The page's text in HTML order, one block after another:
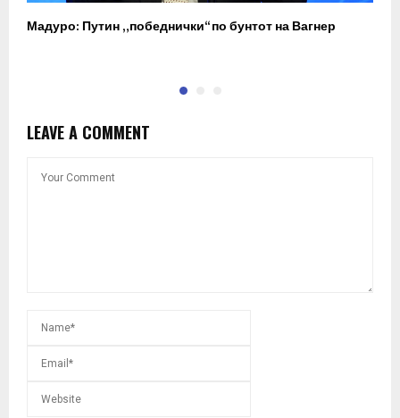
Мадуро: Путин „победнички“ по бунтот на Вагнер
LEAVE A COMMENT